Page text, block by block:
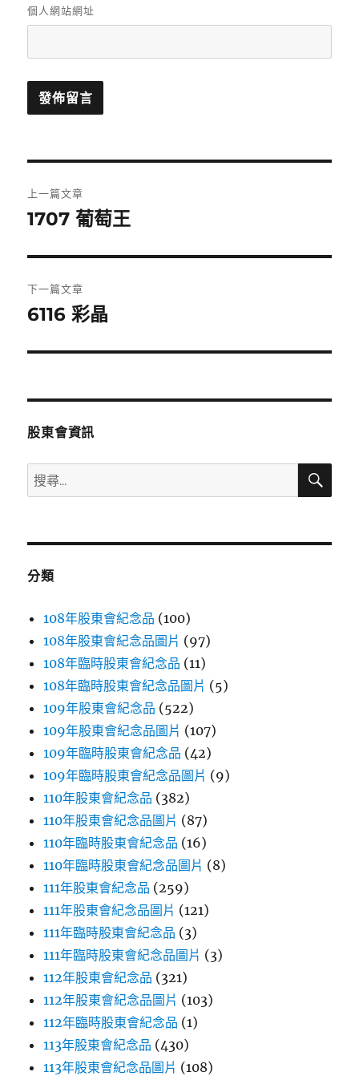
個人網站網址
章
覽
上一篇文章
上
篇
文
章:
1707 葡萄王
下一篇文章
下
篇
章:
6116 彩晶
股東會資訊
搜
尋
鍵
搜
分類
108年股東會紀念品 (100)
108年股東會紀念品圖片 (97)
108年臨時股東會紀念品 (11)
108年臨時股東會紀念品圖片 (5)
109年股東會紀念品 (522)
109年股東會紀念品圖片 (107)
109年臨時股東會紀念品 (42)
109年臨時股東會紀念品圖片 (9)
110年股東會紀念品 (382)
110年股東會紀念品圖片 (87)
110年臨時股東會紀念品 (16)
110年臨時股東會紀念品圖片 (8)
111年股東會紀念品 (259)
111年股東會紀念品圖片 (121)
111年臨時股東會紀念品 (3)
111年臨時股東會紀念品圖片 (3)
112年股東會紀念品 (321)
112年股東會紀念品圖片 (103)
112年臨時股東會紀念品 (1)
113年股東會紀念品 (430)
113年股東會紀念品圖片 (108)